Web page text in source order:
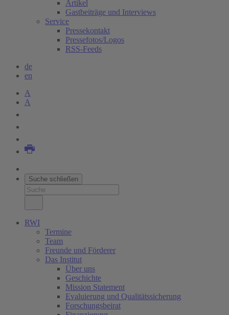
Artikel
Gastbeiträge und Interviews
Service
Pressekontakt
Pressefotos/Logos
RSS-Feeds
de
en
A
A
Suche schließen
RWI
Termine
Team
Freunde und Förderer
Das Institut
Über uns
Geschichte
Mission Statement
Evaluierung und Qualitätssicherung
Forschungsbeirat